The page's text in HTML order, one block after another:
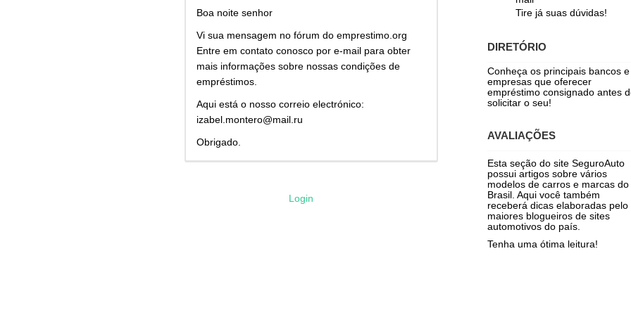
Boa noite senhor
Vi sua mensagem no fórum do emprestimo.org
Entre em contato conosco por e-mail para obter
mais informações sobre nossas condições de
empréstimos.
Aqui está o nosso correio electrónico:
izabel.montero@mail.ru
Obrigado.
Login
Tire já suas dúvidas!
DIRETÓRIO
Conheça os principais bancos e
empresas que oferecer
empréstimo consignado antes
solicitar o seu!
AVALIAÇÕES
Esta seção do site SeguroAuto
possui artigos sobre vários
modelos de carros e marcas do
Brasil. Aqui você também
receberá dicas elaboradas pelo
maiores blogueiros de sites
automotivos do país.
Tenha uma ótima leitura!